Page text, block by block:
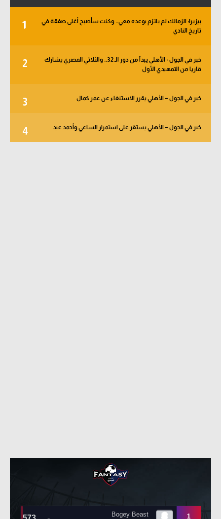
1
بيزيرا: الزمالك لم يلتزم بوعده معي.. وكنت سأصبح أغلى صفقة في
تاريخ النادي
2
خبر في الجول - الأهلي يبدأ من دور الـ 32.. والثلاثي المصري يشارك
قاريا من التمهيدي الأول
3 خبر في الجول – الأهلي يقرر الاستنغاء عن عمر كمال
4 خبر في الجول – الأهلي يستقر على استمرار الساعي وأحمد عيد